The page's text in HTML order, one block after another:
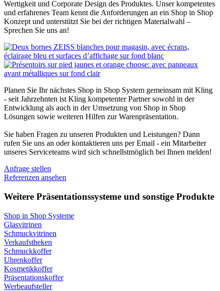
Wertigkeit und Corporate Design des Produktes. Unser kompetentes
und erfahrenes Team kennt die Anforderungen an ein Shop in Shop
Konzept und unterstützt Sie bei der richtigen Materialwahl –
Sprechen Sie uns an!
Planen Sie Ihr nächstes Shop in Shop System gemeinsam mit Kling
- seit Jahrzehnten ist Kling kompetenter Partner sowohl in der
Entwicklung als auch in der Umsetzung von Shop in Shop
Lösungen sowie weiteren Hilfen zur Warenpräsentation.
Sie haben Fragen zu unseren Produkten und Leistungen? Dann
rufen Sie uns an oder kontaktieren uns per Email - ein Mitarbeiter
unseres Serviceteams wird sich schnellstmöglich bei Ihnen melden!
Anfrage stellen
Referenzen ansehen
Weitere Präsentationssysteme und sonstige Produkte
Shop in Shop Systeme
Glasvitrinen
Schmuckvitrinen
Verkaufstheken
Schmuckkoffer
Uhrenkoffer
Kosmetikkoffer
Präsentationskoffer
Werbeaufsteller